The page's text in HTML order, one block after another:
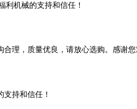
利机械的支持和信任！
理，质量优良，请放心选购。感谢
持和信任！